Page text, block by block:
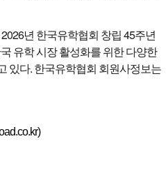
년 한국유학협회 창립 45주년
유학 시장 활성화를 위한 다양한
있다. 한국유학협회 회원사정보는